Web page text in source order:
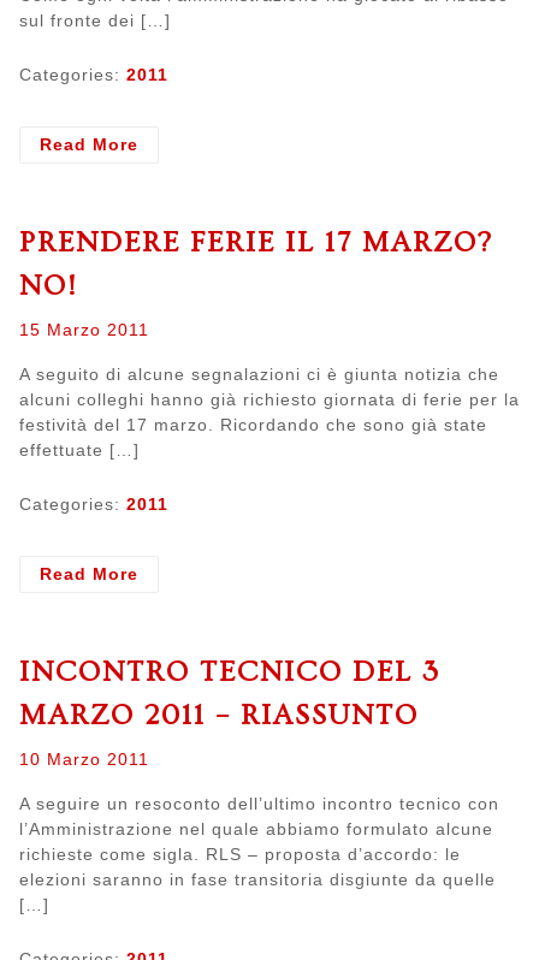
sul fronte dei […]
Categories: 2011
Read More
PRENDERE FERIE IL 17 MARZO?
NO!
Posted
15 Marzo 2011
A seguito di alcune segnalazioni ci è giunta notizia che
alcuni colleghi hanno già richiesto giornata di ferie per la
festività del 17 marzo. Ricordando che sono già state
effettuate […]
Categories: 2011
Read More
marzo?
INCONTRO TECNICO DEL 3
MARZO 2011 – RIASSUNTO
Posted
10 Marzo 2011
A seguire un resoconto dell’ultimo incontro tecnico con
l’Amministrazione nel quale abbiamo formulato alcune
richieste come sigla. RLS – proposta d’accordo: le
elezioni saranno in fase transitoria disgiunte da quelle
[…]